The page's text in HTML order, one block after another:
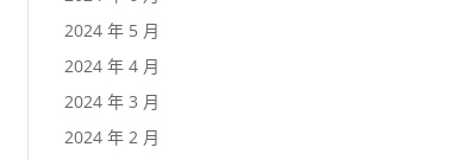
2024 年 5 月
2024 年 4 月
2024 年 3 月
2024 年 2 月